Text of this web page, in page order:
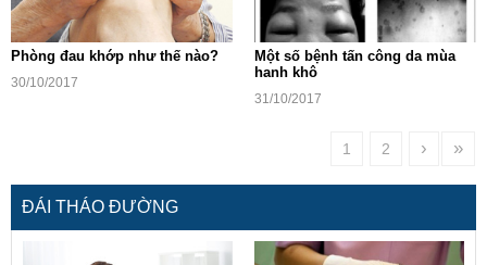
Phòng đau khớp như thế nào?
30/10/2017
Một số bệnh tấn công da mùa
hanh khô
31/10/2017
1 2 › »
ĐÁI THÁO ĐƯỜNG